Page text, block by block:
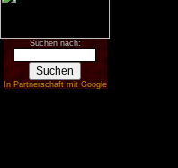
Suchen nach:
In Partnerschaft mit Google